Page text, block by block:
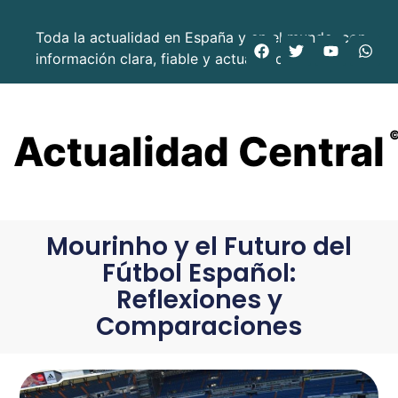
Toda la actualidad en España y en el mundo, con
información clara, fiable y actualizada.
Actualidad Central
Mourinho y el Futuro del
Fútbol Español:
Reflexiones y
Comparaciones